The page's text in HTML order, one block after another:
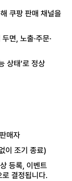
쿠팡 판매 채널을
면, 노출·주문·
상태’로 정상
매자
이 조기 종료)
등록, 이벤트
결정됩니다.